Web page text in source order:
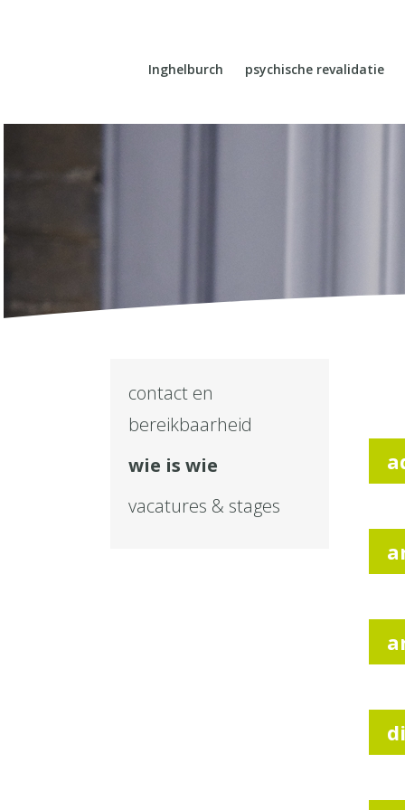
Inghelburch psychische revalidatie
contact en
bereikbaarheid
wie is wie
vacatures & stages